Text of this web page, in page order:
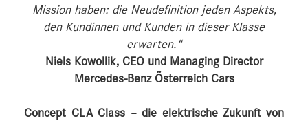
Mission haben: die Neudefinition jeden Aspekts,
den Kundinnen und Kunden in dieser Klasse
erwarten.“
Niels Kowollik, CEO und Managing Director
Mercedes-Benz Österreich Cars
Concept CLA Class – die elektrische Zukunft von